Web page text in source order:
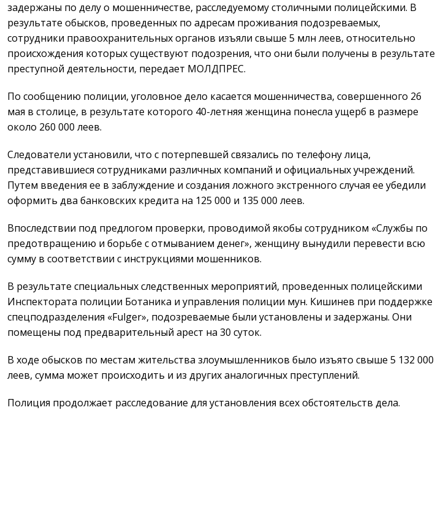
задержаны по делу о мошенничестве, расследуемому столичными полицейскими. В
результате обысков, проведенных по адресам проживания подозреваемых,
сотрудники правоохранительных органов изъяли свыше 5 млн леев, относительно
происхождения которых существуют подозрения, что они были получены в результате
преступной деятельности, передает МОЛДПРЕС.
По сообщению полиции, уголовное дело касается мошенничества, совершенного 26
мая в столице, в результате которого 40-летняя женщина понесла ущерб в размере
около 260 000 леев.
Следователи установили, что с потерпевшей связались по телефону лица,
представившиеся сотрудниками различных компаний и официальных учреждений.
Путем введения ее в заблуждение и создания ложного экстренного случая ее убедили
оформить два банковских кредита на 125 000 и 135 000 леев.
Впоследствии под предлогом проверки, проводимой якобы сотрудником «Службы по
предотвращению и борьбе с отмыванием денег», женщину вынудили перевести всю
сумму в соответствии с инструкциями мошенников.
В результате специальных следственных мероприятий, проведенных полицейскими
Инспектората полиции Ботаника и управления полиции мун. Кишинев при поддержке
спецподразделения «Fulger», подозреваемые были установлены и задержаны. Они
помещены под предварительный арест на 30 суток.
В ходе обысков по местам жительства злоумышленников было изъято свыше 5 132 000
леев, сумма может происходить и из других аналогичных преступлений.
Полиция продолжает расследование для установления всех обстоятельств дела.